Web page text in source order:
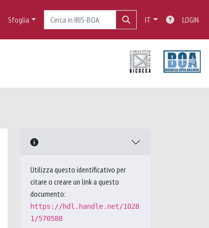
Sfoglia IT LOGIN
Utilizza questo identificativo per
citare o creare un link a questo
documento:
https://hdl.handle.net/1028
1/570588